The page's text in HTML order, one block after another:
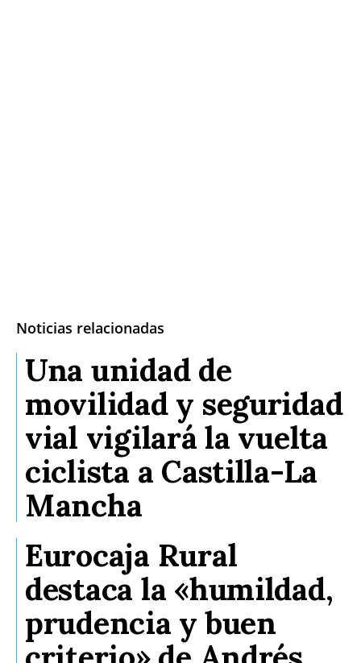
Noticias relacionadas
Una unidad de
movilidad y seguridad
vial vigilará la vuelta
ciclista a Castilla-La
Mancha
Eurocaja Rural
destaca la «humildad,
prudencia y buen